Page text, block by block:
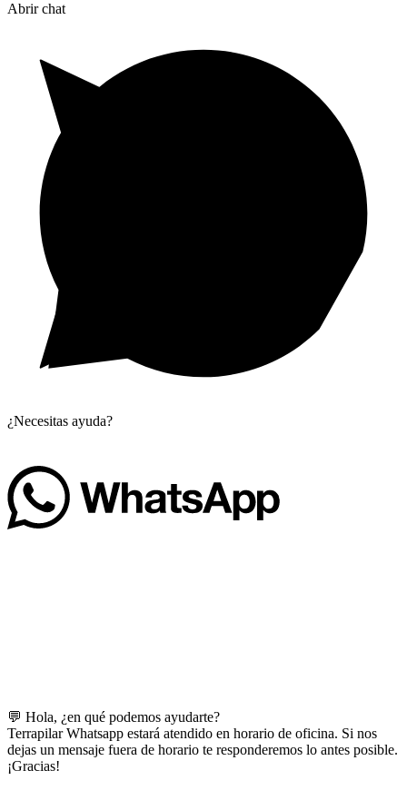
Abrir chat
¿Necesitas ayuda?
💬 Hola, ¿en qué podemos ayudarte?
Terrapilar Whatsapp estará atendido en horario de oficina. Si nos
dejas un mensaje fuera de horario te responderemos lo antes posible.
¡Gracias!